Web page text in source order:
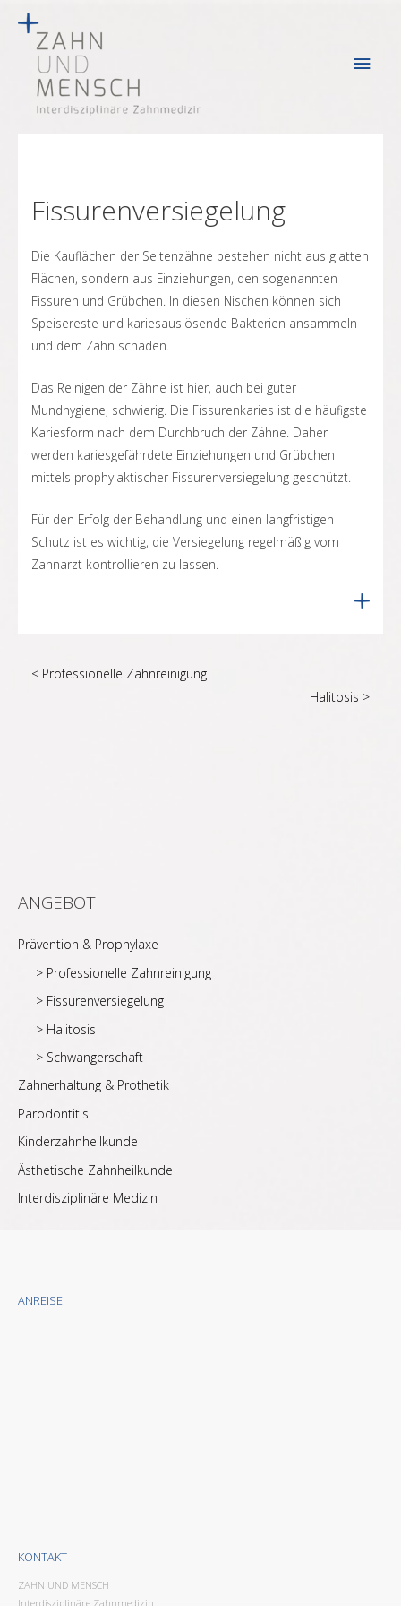
ANGEBOT
Prävention & Prophylaxe
> Professionelle Zahnreinigung
> Fissurenversiegelung
> Halitosis
> Schwangerschaft
Zahnerhaltung & Prothetik
Parodontitis
Kinderzahnheilkunde
Ästhetische Zahnheilkunde
Interdisziplinäre Medizin
Fissurenversiegelung
Die Kauflächen der Seitenzähne bestehen nicht aus glatten
Flächen, sondern aus Einziehungen, den sogenannten
Fissuren und Grübchen. In diesen Nischen können sich
Speisereste und kariesauslösende Bakterien ansammeln
und dem Zahn schaden.
Das Reinigen der Zähne ist hier, auch bei guter
Mundhygiene, schwierig. Die Fissurenkaries ist die häufigste
Kariesform nach dem Durchbruch der Zähne. Daher
werden kariesgefährdete Einziehungen und Grübchen
mittels prophylaktischer Fissurenversiegelung geschützt.
Für den Erfolg der Behandlung und einen langfristigen
Schutz ist es wichtig, die Versiegelung regelmäßig vom
Zahnarzt kontrollieren zu lassen.
< Professionelle Zahnreinigung
Halitosis >
ANREISE
KONTAKT
ZAHN UND MENSCH
Interdisziplinäre Zahnmedizin